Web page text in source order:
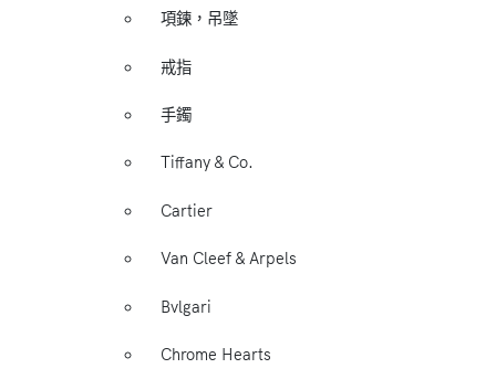
項鍊，吊墜
戒指
手鐲
Tiffany & Co.
Cartier
Van Cleef & Arpels
Bvlgari
Chrome Hearts